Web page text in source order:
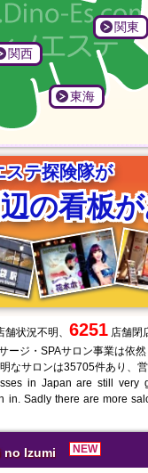
10:26:22☆☆☆☆☆
けてくるし、2人がかり
☆☆☆☆☆
関東
関西
東海
ステ探険隊が
の看板
舗状況不明、 6251 店舗閉
ージ・SPAサロン事業は依
なサロンは35705件あり、
in Japan are still
in. Sadly there are more
no Izumi NEW